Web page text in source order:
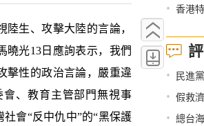
生、攻擊大陸的言論，
曉光13日應詢表示，我們
擊性的政治言論，嚴重違
、教育主管部門無視事
會“反中仇中”的“黑保護
• 香港特
• 民進
• 假救
• 總台